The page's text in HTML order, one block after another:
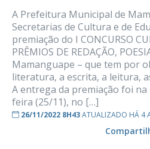
A Prefeitura Municipal de
Secretarias de Cultura e de
premiação do I CONCURSO
PRÊMIOS DE REDAÇÃO,
Mamanguape – que tem por
literatura, a escrita, a leitura,
A entrega da premiação foi na
feira (25/11), no […]
26/11/2022 8H43ATUALIZADO HÁ 4